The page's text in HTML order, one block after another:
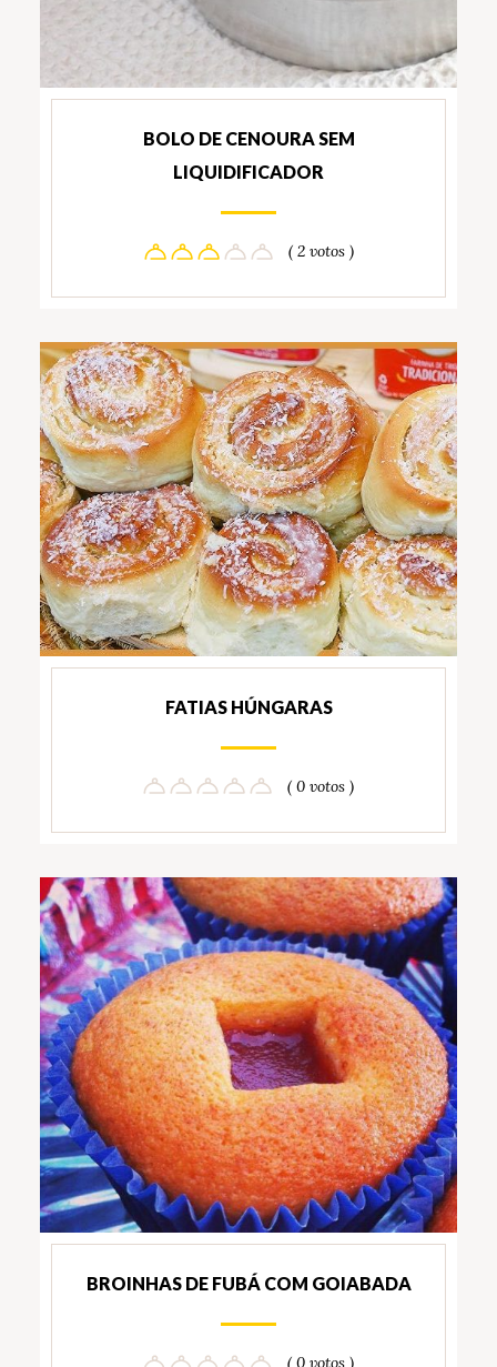
BOLO DE CENOURA SEM
LIQUIDIFICADOR
( 2 votos )
FATIAS HÚNGARAS
( 0 votos )
BROINHAS DE FUBÁ COM GOIABADA
( 0 votos )